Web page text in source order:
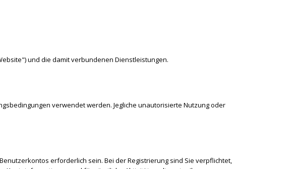
und die damit verbundenen Dienstleistungen.
verwendet werden. Jegliche unautorisierte Nutzung oder
erforderlich sein. Bei der Registrierung sind Sie verpflichtet,